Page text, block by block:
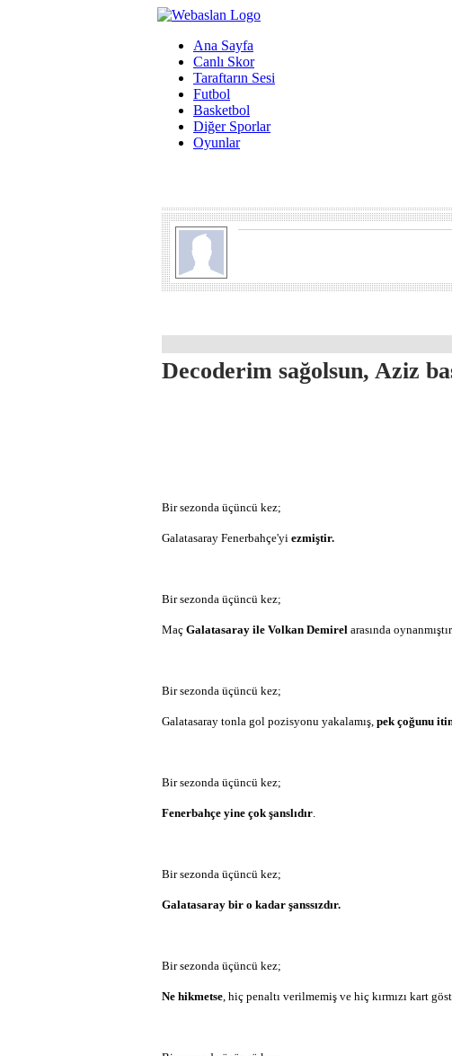
Ana Sayfa
Canlı Skor
Taraftarın Sesi
Futbol
Basketbol
Diğer Sporlar
Oyunlar
Decoderim sağolsun, Aziz
Bir sezonda üçüncü kez;
Galatasaray Fenerbahçe'yi ezmiştir.
Bir sezonda üçüncü kez;
Maç Galatasaray ile Volkan Demirel arasında
Bir sezonda üçüncü kez;
Galatasaray tonla gol pozisyonu yakalamış, pek çoğunu
Bir sezonda üçüncü kez;
Fenerbahçe yine çok şanslıdır.
Bir sezonda üçüncü kez;
Galatasaray bir o kadar şanssızdır.
Bir sezonda üçüncü kez;
Ne hikmetse, hiç penaltı verilmemiş ve hiç kırmızı kart